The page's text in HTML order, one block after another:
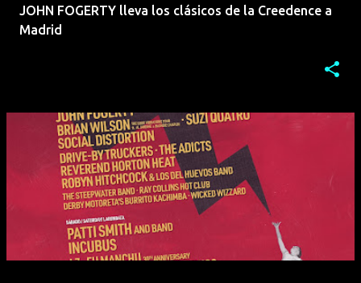
JOHN FOGERTY lleva los clásicos de la Creedence a
Madrid